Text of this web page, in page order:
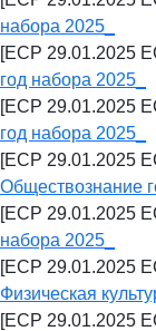
набора 2025_
[ECP 29.01.2025
год набора 2025_
[ECP 29.01.2025
год набора 2025_
[ECP 29.01.2025
Обществознание
[ECP 29.01.2025
набора 2025_
[ECP 29.01.2025
Физическая
[ECP 29.01.2025